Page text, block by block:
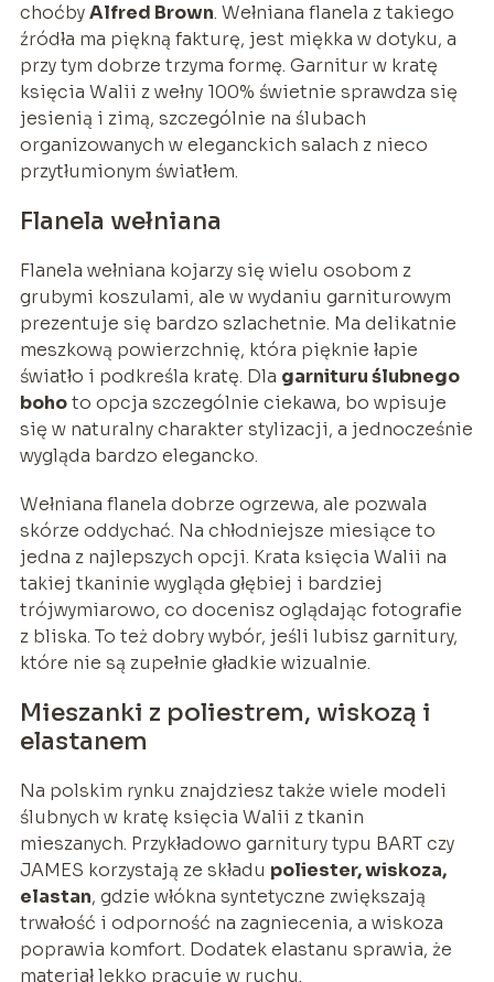
choćbyAlfred Brown. Wełniana flanela z takiego
źródła ma piękną fakturę, jest miękka w dotyku, a
przy tym dobrze trzyma formę. Garnitur w kratę
księcia Walii z wełny 100% świetnie sprawdza się
jesienią i zimą, szczególnie na ślubach
organizowanych w eleganckich salach z nieco
przytłumionym światłem.
Flanela wełniana
Flanela wełniana kojarzy się wielu osobom z
grubymi koszulami, ale w wydaniu garniturowym
prezentuje się bardzo szlachetnie. Ma delikatnie
meszkową powierzchnię, która pięknie łapie
światło i podkreśla kratę. Dla garnituru ślubnego
bohoto opcja szczególnie ciekawa, bo wpisuje
się w naturalny charakter stylizacji, a jednocześnie
wygląda bardzo elegancko.
Wełniana flanela dobrze ogrzewa, ale pozwala
skórze oddychać. Na chłodniejsze miesiące to
jedna z najlepszych opcji. Krata księcia Walii na
takiej tkaninie wygląda głębiej i bardziej
trójwymiarowo, co docenisz oglądając fotografie
z bliska. To też dobry wybór, jeśli lubisz garnitury,
które nie są zupełnie gładkie wizualnie.
Mieszanki z poliestrem, wiskozą i
elastanem
Na polskim rynku znajdziesz także wiele modeli
ślubnych w kratę księcia Walii z tkanin
mieszanych. Przykładowo garnitury typu BART czy
JAMES korzystają ze składu poliester, wiskoza,
elastan, gdzie włókna syntetyczne zwiększają
trwałość i odporność na zagniecenia, a wiskoza
poprawia komfort. Dodatek elastanu sprawia, że
materiał lekko pracuje w ruchu.